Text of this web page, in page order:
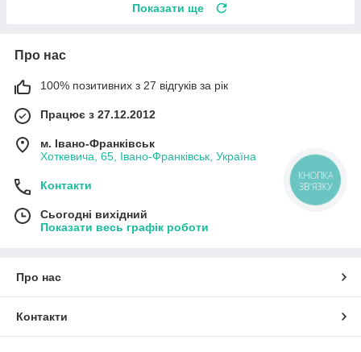
Показати ще
Про нас
100% позитивних з 27 відгуків за рік
Працює з 27.12.2012
м. Івано-Франківськ
Хоткевича, 65, Івано-Франківськ, Україна
Контакти
Сьогодні вихідний
Показати весь графік роботи
Про нас
Контакти
КНОПКА
ЗВ'ЯЗКУ